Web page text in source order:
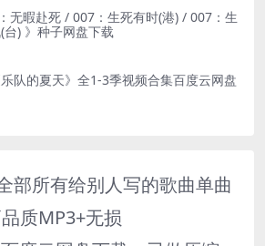
无暇赴死 / 007：生死有时(港) / 007：生
台) 》种子网盘下载
队的夏天》全1-3季视频合集百度云网盘
部所有给别人写的歌曲单曲
质MP3+无损